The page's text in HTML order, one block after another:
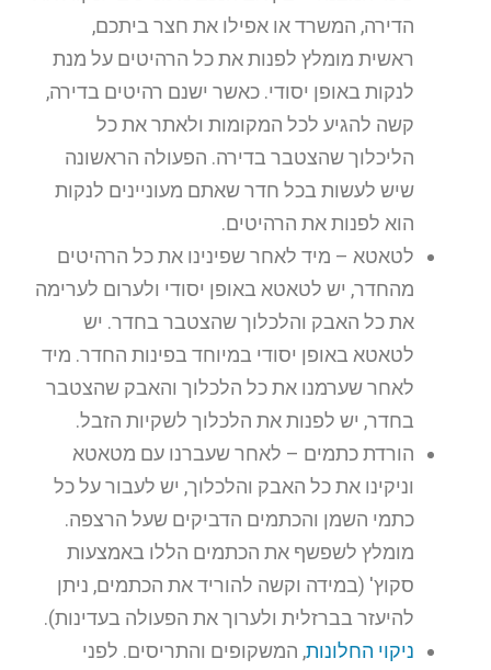
הדירה, המשרד או אפילו את חצר ביתכם,
ראשית מומלץ לפנות את כל הרהיטים על מנת
לנקות באופן יסודי. כאשר ישנם רהיטים בדירה,
קשה להגיע לכל המקומות ולאתר את כל
הליכלוך שהצטבר בדירה. הפעולה הראשונה
שיש לעשות בכל חדר שאתם מעוניינים לנקות
הוא לפנות את הרהיטים.
לטאטא – מיד לאחר שפינינו את כל הרהיטים
מהחדר, יש לטאטא באופן יסודי ולערום לערימה
את כל האבק והלכלוך שהצטבר בחדר. יש
לטאטא באופן יסודי במיוחד בפינות החדר. מיד
לאחר שערמנו את כל הלכלוך והאבק שהצטבר
בחדר, יש לפנות את הלכלוך לשקיות הזבל.
הורדת כתמים – לאחר שעברנו עם מטאטא
וניקינו את כל האבק והלכלוך, יש לעבור על כל
כתמי השמן והכתמים הדביקים שעל הרצפה.
מומלץ לשפשף את הכתמים הללו באמצעות
סקוץ' (במידה וקשה להוריד את הכתמים, ניתן
להיעזר בברזלית ולערוך את הפעולה בעדינות).
ניקוי החלונות, המשקופים והתריסים. לפני